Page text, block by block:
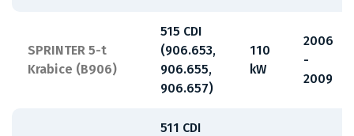
SPRINTER 5-t
Krabice (B906)
515 CDI
(906.653,
906.655,
906.657)
110
kW
2006
-
2009
511 CDI